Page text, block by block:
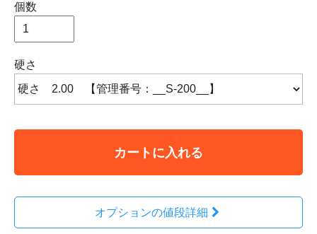
個数
硬さ
カートに入れる
オプションの値段詳細